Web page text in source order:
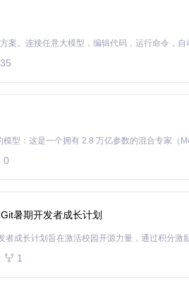
体分析引擎，实现跨格式的相似内容识别
知哈希算法（pHash）生成图像指纹，识
提取关键帧特征，跨分辨率/格式
波频谱分析生成音频指纹，识别不同格式
张照片的相似性检测时，以下哪种
容哈希计算
组可排除 60% 以上非相似文件，再通过
提取技术解决了传统基于文件名/大小比
定期清理服务器冗余文件，但担心误删
全防护的冗余清理体系：
目录白名单，自动跳过 /bin、/system 等
数检测（Magic Number）验证文件真实
0
暑期开发者成长计划
1